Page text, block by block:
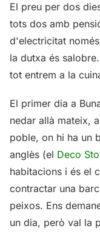
El preu per dos
tots dos amb
d'electricitat
la dutxa és
tot entrem a la
El primer dia a
nedar allà mateix,
poble, on hi ha un
anglès (el Deco
habitacions i és el
contractar una
peixos. Ens
un dia, però val la